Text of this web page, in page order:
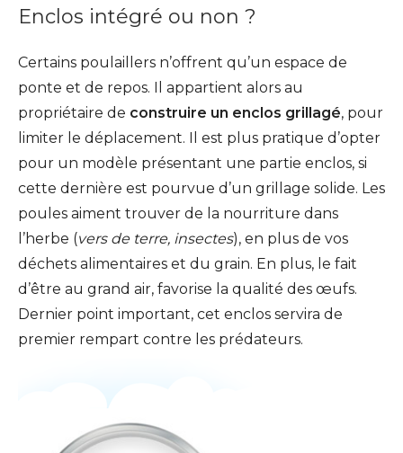
Enclos intégré ou non ?
Certains poulaillers n’offrent qu’un espace de
ponte et de repos. Il appartient alors au
propriétaire de construire un enclos grillagé, pour
limiter le déplacement. Il est plus pratique d’opter
pour un modèle présentant une partie enclos, si
cette dernière est pourvue d’un grillage solide. Les
poules aiment trouver de la nourriture dans
l’herbe (vers de terre, insectes), en plus de vos
déchets alimentaires et du grain. En plus, le fait
d’être au grand air, favorise la qualité des œufs.
Dernier point important, cet enclos servira de
premier rempart contre les prédateurs.